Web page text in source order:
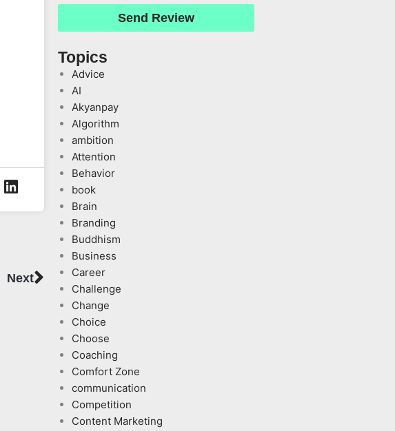
NextNext
Send Review
Topics
Advice
AI
Akyanpay
Algorithm
ambition
Attention
Behavior
book
Brain
Branding
Buddhism
Business
Career
Challenge
Change
Choice
Choose
Coaching
Comfort Zone
communication
Competition
Content Marketing